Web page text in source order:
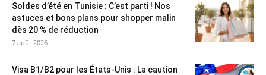
Soldes d’été en Tunisie : C’est parti ! Nos
astuces et bons plans pour shopper malin
dès 20 % de réduction
7 août 2026
Visa B1/B2 pour les États-Unis : La caution